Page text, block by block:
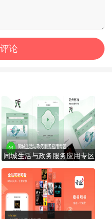
同城生活与政务服务应用专区